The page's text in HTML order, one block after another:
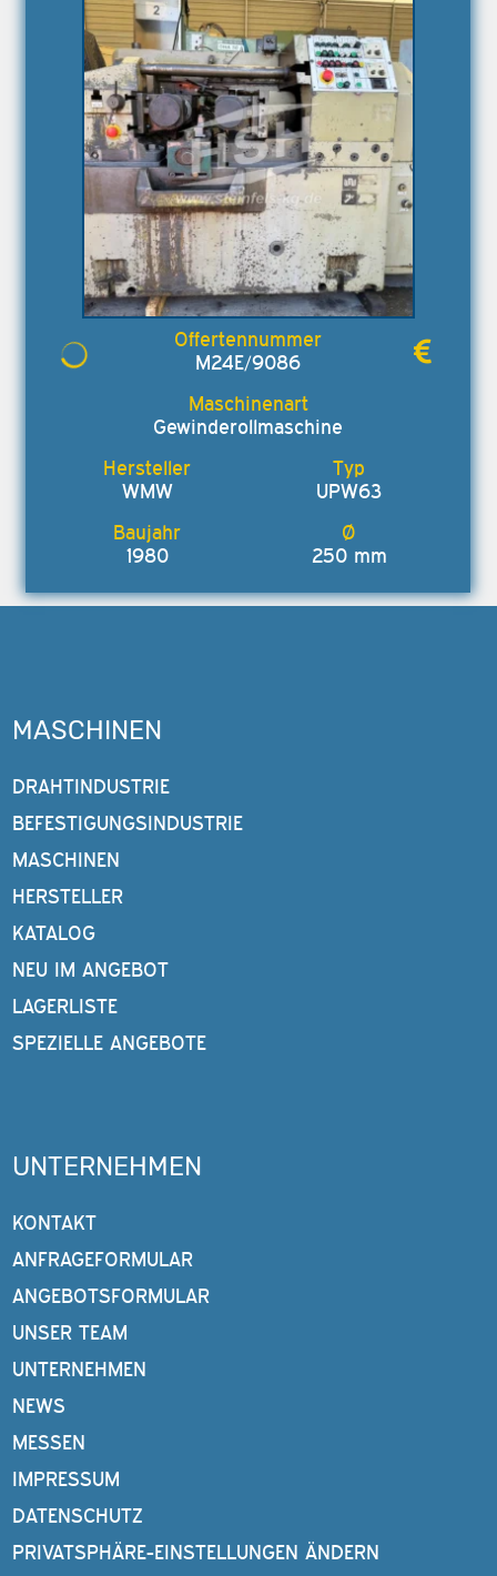
M24E/9086
Gewinderollmaschine
WMW UPW63
1980 250 mm
MASCHINEN
DRAHTINDUSTRIE
BEFESTIGUNGSINDUSTRIE
MASCHINEN
HERSTELLER
KATALOG
NEU IM ANGEBOT
LAGERLISTE
SPEZIELLE ANGEBOTE
UNTERNEHMEN
KONTAKT
ANFRAGEFORMULAR
ANGEBOTSFORMULAR
UNSER TEAM
UNTERNEHMEN
NEWS
MESSEN
IMPRESSUM
DATENSCHUTZ
PRIVATSPHÄRE-EINSTELLUNGEN ÄNDERN